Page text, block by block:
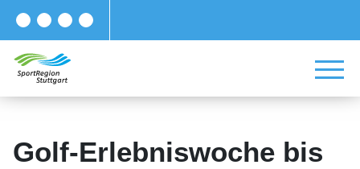
Golf-Erlebniswoche bis